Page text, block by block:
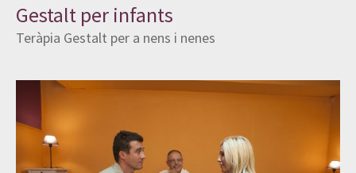
Gestalt per infants
Teràpia Gestalt per a nens i nenes